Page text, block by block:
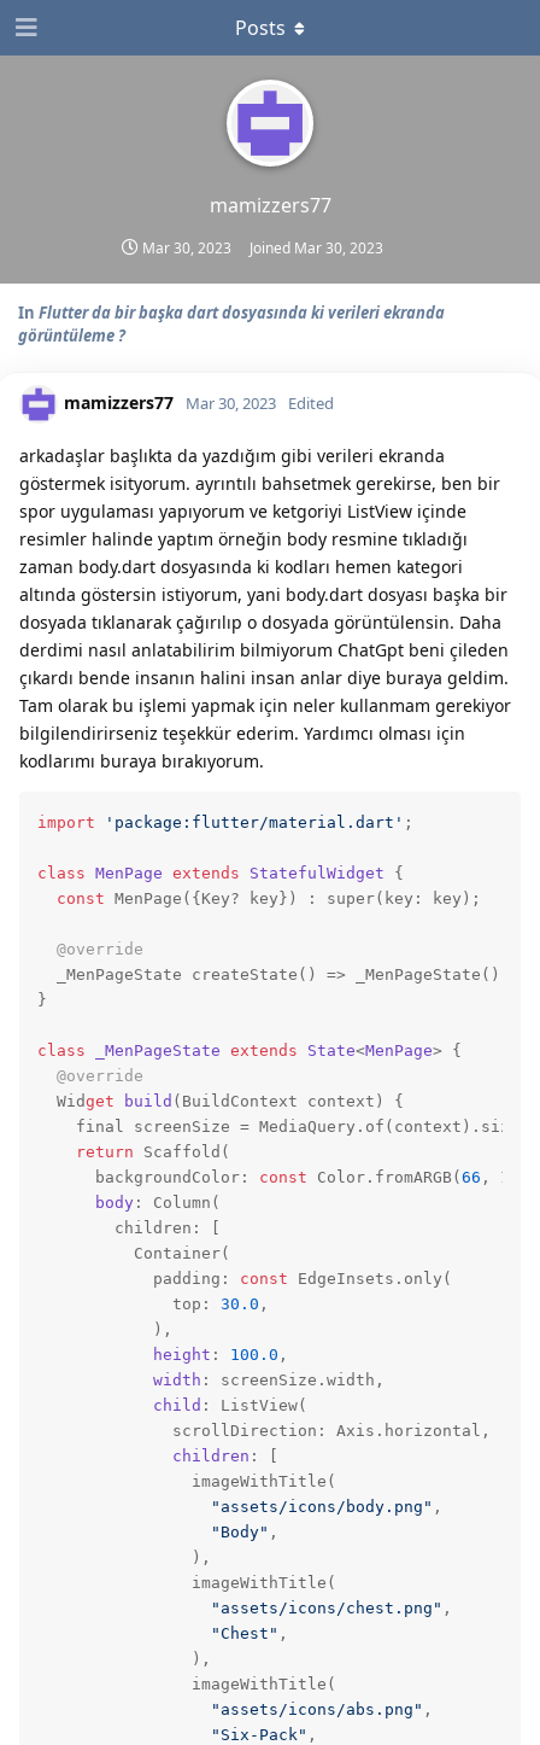
mamizzers77
Mar 30, 2023 Joined Mar 30, 2023
Posts
In Flutter da bir başka dart dosyasında ki verileri ekranda
görüntüleme ?
mamizzers77 Mar 30, 2023 Edited
arkadaşlar başlıkta da yazdığım gibi verileri ekranda
göstermek isityorum. ayrıntılı bahsetmek gerekirse, ben bir
spor uygulaması yapıyorum ve ketgoriyi ListView içinde
resimler halinde yaptım örneğin body resmine tıkladığı
zaman body.dart dosyasında ki kodları hemen kategori
altında göstersin istiyorum, yani body.dart dosyası başka bir
dosyada tıklanarak çağırılıp o dosyada görüntülensin. Daha
derdimi nasıl anlatabilirim bilmiyorum ChatGpt beni çileden
çıkardı bende insanın halini insan anlar diye buraya geldim.
Tam olarak bu işlemi yapmak için neler kullanmam gerekiyor
bilgilendirirseniz teşekkür ederim. Yardımcı olması için
kodlarımı buraya bırakıyorum.
import 'package:flutter/material.dart' ;
class MenPage extends StatefulWidget
{
const MenPage({Key? key}) : super(key: key);
@override
  _MenPageState createState() => _MenPageState();
}
class _MenPageState extends State<MenPage> {
@override
  Wid
get build ( BuildContext context ) {
    final screenSize = MediaQuery.of(context).size;
return Scaffold(
      backgroundColor:
const Color.fromARGB( 66 , 109
body : Column(
        children: [
          Container(
            padding:
const EdgeInsets.only(
              top:
30.0 ,
            ),
height : 100.0 ,
width : screenSize.width,
child : ListView(
              scrollDirection: Axis.horizontal,
children : [
                imageWithTitle(
"assets/icons/body.png" ,
"Body" ,
                ),
                imageWithTitle(
"assets/icons/chest.png" ,
"Chest" ,
                ),
                imageWithTitle(
"assets/icons/abs.png" ,
"Six-Pack" ,